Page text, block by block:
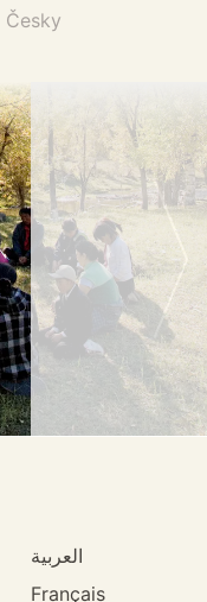
Česky
العربية
Français